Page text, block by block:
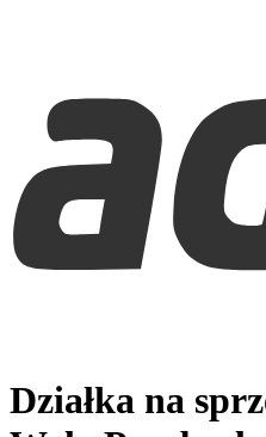
Działka na